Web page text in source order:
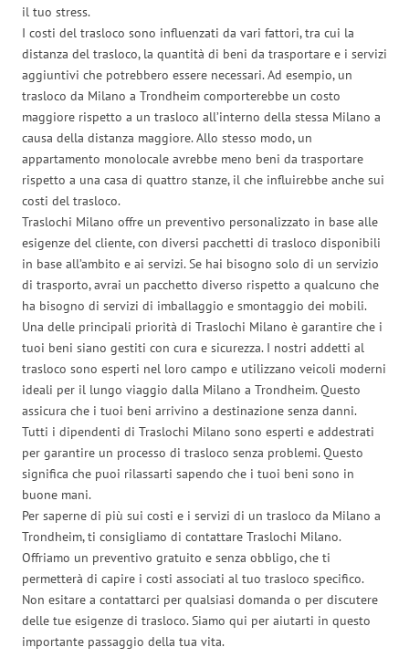
il tuo stress.
I costi del trasloco sono influenzati da vari fattori, tra cui la
distanza del trasloco, la quantità di beni da trasportare e i servizi
aggiuntivi che potrebbero essere necessari. Ad esempio, un
trasloco da Milano a Trondheim comporterebbe un costo
maggiore rispetto a un trasloco all’interno della stessa Milano a
causa della distanza maggiore. Allo stesso modo, un
appartamento monolocale avrebbe meno beni da trasportare
rispetto a una casa di quattro stanze, il che influirebbe anche sui
costi del trasloco.
Traslochi Milano offre un preventivo personalizzato in base alle
esigenze del cliente, con diversi pacchetti di trasloco disponibili
in base all’ambito e ai servizi. Se hai bisogno solo di un servizio
di trasporto, avrai un pacchetto diverso rispetto a qualcuno che
ha bisogno di servizi di imballaggio e smontaggio dei mobili.
Una delle principali priorità di Traslochi Milano è garantire che i
tuoi beni siano gestiti con cura e sicurezza. I nostri addetti al
trasloco sono esperti nel loro campo e utilizzano veicoli moderni
ideali per il lungo viaggio dalla Milano a Trondheim. Questo
assicura che i tuoi beni arrivino a destinazione senza danni.
Tutti i dipendenti di Traslochi Milano sono esperti e addestrati
per garantire un processo di trasloco senza problemi. Questo
significa che puoi rilassarti sapendo che i tuoi beni sono in
buone mani.
Per saperne di più sui costi e i servizi di un trasloco da Milano a
Trondheim, ti consigliamo di contattare Traslochi Milano.
Offriamo un preventivo gratuito e senza obbligo, che ti
permetterà di capire i costi associati al tuo trasloco specifico.
Non esitare a contattarci per qualsiasi domanda o per discutere
delle tue esigenze di trasloco. Siamo qui per aiutarti in questo
importante passaggio della tua vita.